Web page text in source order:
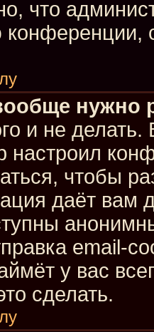
что
нужно
и не делать.
настроил
чтобы
даёт вам
email-
у вас
сделать.